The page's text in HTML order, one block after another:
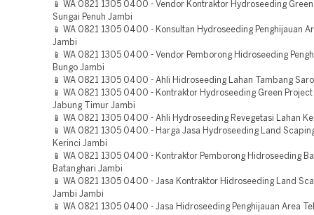
📱 WA 0821 1305 0400 - Vendor Kontraktor Hydroseeding
Sungai Penuh Jambi
📱 WA 0821 1305 0400 - Konsultan Hydroseeding Penghijauan
Jambi
📱 WA 0821 1305 0400 - Vendor Pemborong Hidroseeding
Bungo Jambi
📱 WA 0821 1305 0400 - Ahli Hidroseeding Lahan Tambang
📱 WA 0821 1305 0400 - Kontraktor Hydroseeding Green Project
Jabung Timur Jambi
📱 WA 0821 1305 0400 - Ahli Hydroseeding Revegetasi Lahan
📱 WA 0821 1305 0400 - Harga Jasa Hydroseeding Land
Kerinci Jambi
📱 WA 0821 1305 0400 - Kontraktor Pemborong Hidroseeding
Batanghari Jambi
📱 WA 0821 1305 0400 - Jasa Kontraktor Hidroseeding Land
Jambi Jambi
📱 WA 0821 1305 0400 - Jasa Hidroseeding Penghijauan Area